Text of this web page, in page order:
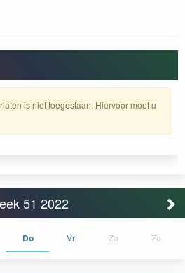
is niet toegestaan. Hiervoor moet u
51 2022
Do Vr Za Zo